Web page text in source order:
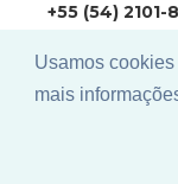
Usamos
mais
+55 (54) 2101-